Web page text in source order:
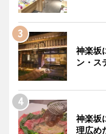
神楽坂
ン・ス
神楽坂
理広め